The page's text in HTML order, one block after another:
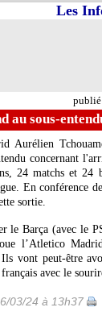
Les
au sous-
Aurélien
concernant
24 matchs et 24
En conférence
sortie.
le Barça (avec le
l’Atletico
vont peut-être
avec le
03/24 à 13h37